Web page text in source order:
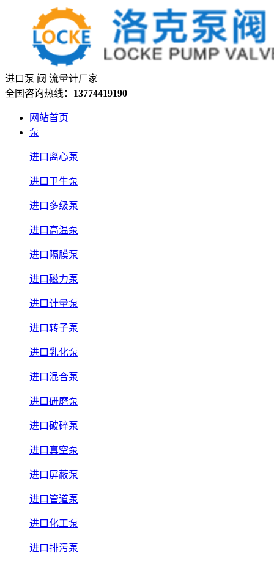
进口泵 阀 流量计厂家
全国咨询热线： 13774419190
网站首页
泵
进口离心泵
进口卫生泵
进口多级泵
进口高温泵
进口隔膜泵
进口磁力泵
进口计量泵
进口转子泵
进口乳化泵
进口混合泵
进口研磨泵
进口破碎泵
进口真空泵
进口屏蔽泵
进口管道泵
进口化工泵
进口排污泵